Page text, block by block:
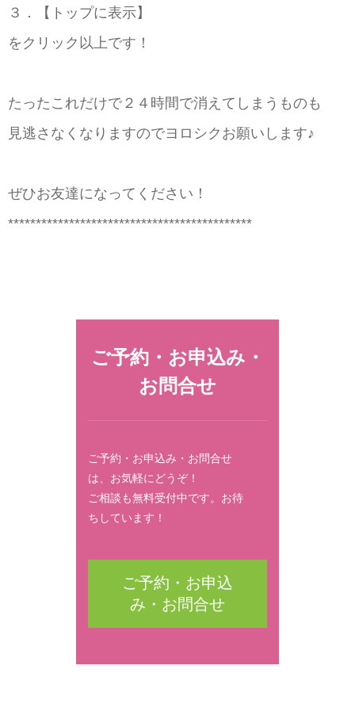
３．【トップに表示】
をクリック以上です！
たったこれだけで２４時間で消えてしまうものも
見逃さなくなりますのでヨロシクお願いします♪
ぜひお友達になってください！
********************************************
ご予約・お申込み・
お問合せ
ご予約・お申込み・お問合せ
は、お気軽にどうぞ！
ご相談も無料受付中です。お待
ちしています！
ご予約・お申込
み・お問合せ